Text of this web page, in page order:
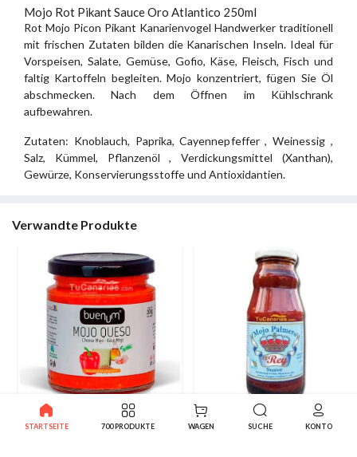
Mojo Rot Pikant Sauce Oro Atlantico 250ml
Rot Mojo Picon Pikant Kanarienvogel Handwerker traditionell
mit frischen Zutaten bilden die Kanarischen Inseln. Ideal für
Vorspeisen, Salate, Gemüse, Gofio, Käse, Fleisch, Fisch und
faltig Kartoffeln begleiten. Mojo konzentriert, fügen Sie Öl
abschmecken. Nach dem Öffnen im Kühlschrank
aufbewahren.
Zutaten: Knoblauch, Paprika, Cayennepfeffer , Weinessig ,
Salz, Kümmel, Pflanzenöl , Verdickungsmittel (Xanthan),
Gewürze, Konservierungsstoffe und Antioxidantien.
Verwandte Produkte
Käse Mojo Buenum 250 ml
Mojo La Palma El Rey
STARTSEITE 700 PRODUKTE WAGEN SUCHE KONTO